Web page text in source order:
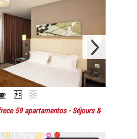
59 apartamentos- Séjours &